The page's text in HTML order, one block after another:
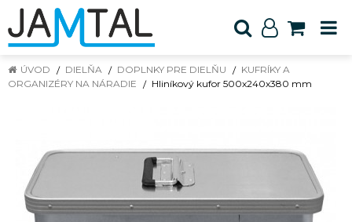
ÚVOD DIELŇA DOPLNKY PRE DIELŇU
KUFRÍKY A
ORGANIZÉRY NA NÁRADIE
Hliníkový kufor 500x240x380 mm